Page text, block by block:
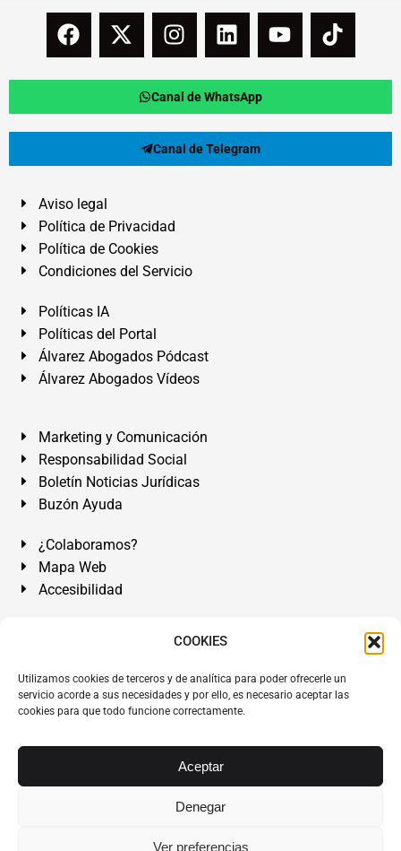
COOKIES
Utilizamos cookies de terceros y de analítica para poder ofrecerle un
servicio acorde a sus necesidades y por ello, es necesario aceptar las
cookies para que todo funcione correctamente.
Aceptar
Denegar
Ver preferencias
Canal de WhatsApp
Canal de Telegram
Aviso legal
Política de Privacidad
Política de Cookies
Condiciones del Servicio
Políticas IA
Políticas del Portal
Álvarez Abogados Pódcast
Álvarez Abogados Vídeos
Marketing y Comunicación
Responsabilidad Social
Boletín Noticias Jurídicas
Buzón Ayuda
¿Colaboramos?
Mapa Web
Accesibilidad
Álvarez Abogados Tenerife:Calle Teobaldo Power Nº 7,
de Tenerife. Islas Canarias.
Somos Abogados especialistas del Derecho desde 1954.
Tenerife Sur .Mejores Abogados Tenerife
Abogados colegiados y ejercientes del ICATF.